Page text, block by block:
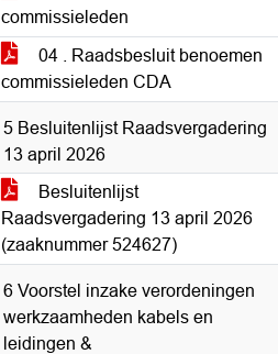
commissieleden
04 . Raadsbesluit benoemen
commissieleden CDA
5 Besluitenlijst Raadsvergadering
13 april 2026
Besluitenlijst
Raadsvergadering 13 april 2026
(zaaknummer 524627)
6 Voorstel inzake verordeningen
werkzaamheden kabels en
leidingen &